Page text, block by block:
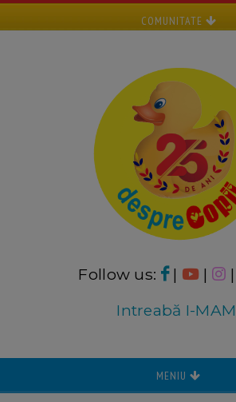
COMUNITATE
Follow us: | |
Intreabă I-
MENIU